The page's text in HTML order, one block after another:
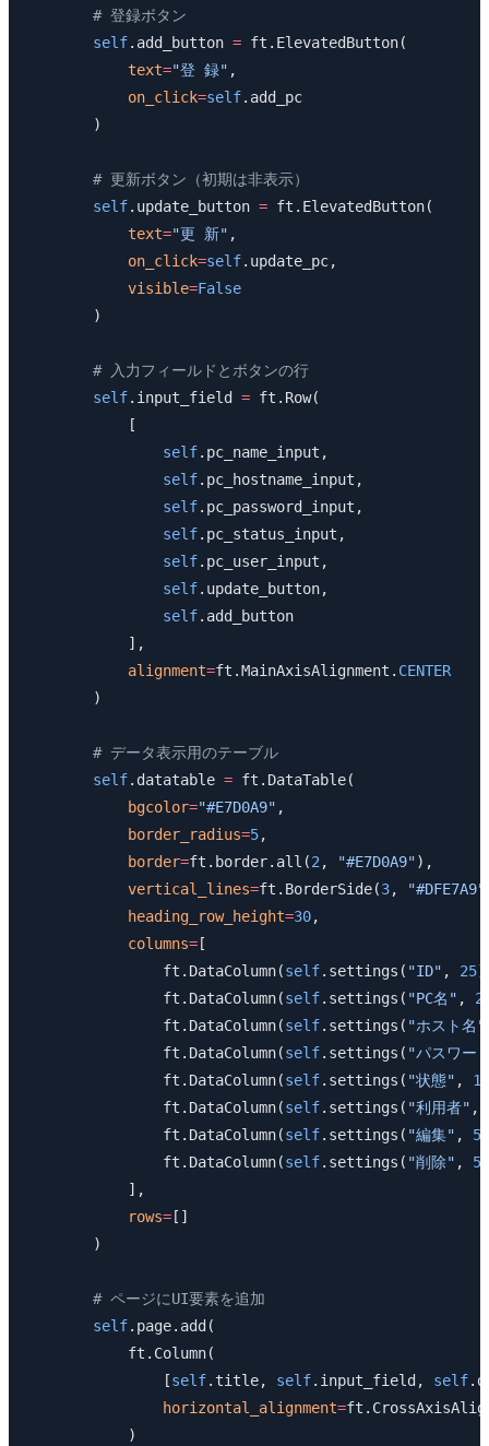
        # 登録ボタン
        self
.add_button = ft.ElevatedButton(
            text
="登 録" ,
            on_click
=self.add_pc
        )
        # 更新ボタン（初期は非表示）
        self
.update_button = ft.ElevatedButton(
            text
="更 新" ,
            on_click
=self.update_pc,
            visible
=False
        )
        # 入力フィールドとボタンの行
        self
.input_field = ft.Row(
            [
                self
.pc_name_input,
                self
.pc_hostname_input,
                self
.pc_password_input,
                self
.pc_status_input,
                self
.pc_user_input,
                self
.update_button,
                self
.add_button
            ],
            alignment
=ft.MainAxisAlignment. CENTER
        )
        # データ表示用のテーブル
        self
.datatable = ft.DataTable(
            bgcolor
="#E7D0A9" ,
            border_radius
=5,
            border
=ft.border.all(2, "#E7D0A9"),
            vertical_lines
=ft.BorderSide(3, "#DFE7A9"
            heading_row_height
=30,
            columns
=[
                ft.DataColumn(
self.settings( "ID" , 25
                ft.DataColumn(
self.settings( "PC名" ,
                ft.DataColumn(
self.settings( "ホスト名"
                ft.DataColumn(
self.settings( "パスワー
                ft.DataColumn(
self.settings( "状態" ,
                ft.DataColumn(
self.settings( "利用者" ,
                ft.DataColumn(
self.settings( "編集" , 50
                ft.DataColumn(
self.settings( "削除" , 50
            ],
            rows
=[]
        )
        # ページにUI要素を追加
        self
.page.add(
            ft.Column(
                [
self.title, self.input_field, self
                horizontal_alignment
=
            )